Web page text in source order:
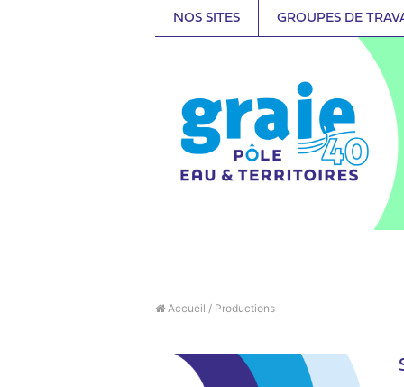
NOS SITES GROUPES DE
Accueil / Productions